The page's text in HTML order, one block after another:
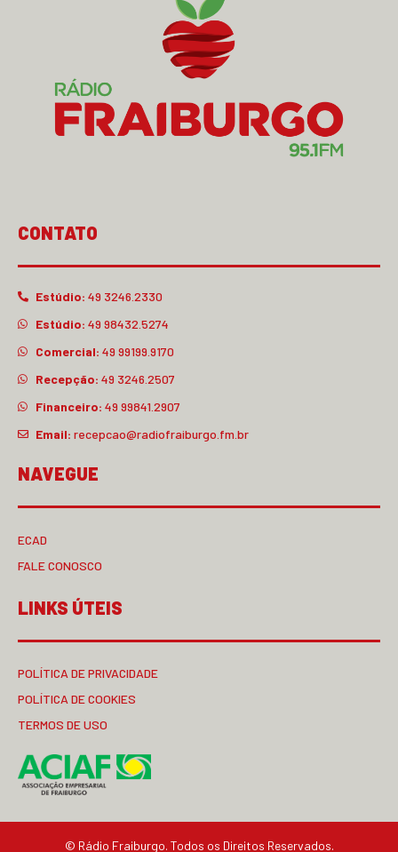
CONTATO
Estúdio: 49 3246.2330
Estúdio: 49 98432.5274
Comercial: 49 99199.9170
Recepção: 49 3246.2507
Financeiro: 49 99841.2907
Email: recepcao@radiofraiburgo.fm.br
NAVEGUE
ECAD
FALE CONOSCO
LINKS ÚTEIS
POLÍTICA DE PRIVACIDADE
POLÍTICA DE COOKIES
TERMOS DE USO
© Rádio Fraiburgo. Todos os Direitos Reservados.